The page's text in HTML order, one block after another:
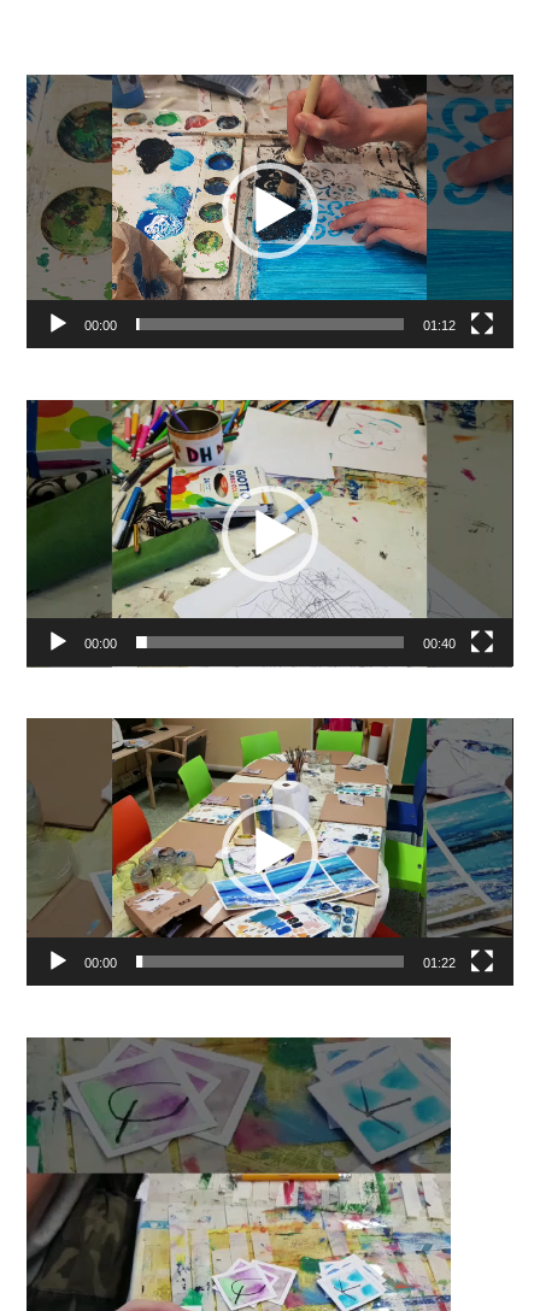
Video
Player
00:00 01:12
Video
Player
00:00 00:40
00:00 01:22
Video
Player